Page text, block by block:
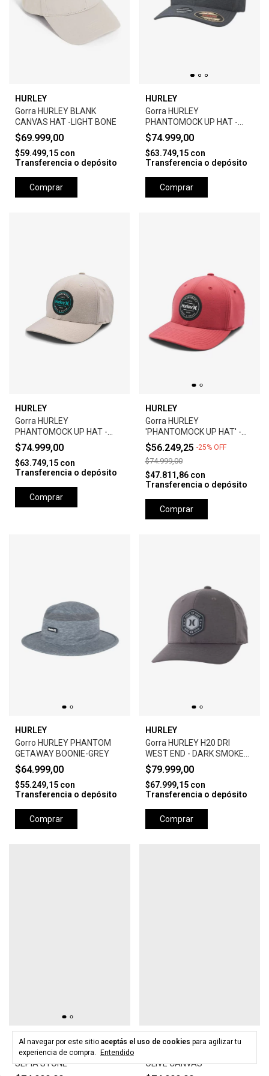
Al navegar por este sitio aceptás el uso de cookies para agilizar tu
experiencia de compra.
Entendido
HURLEY
Gorra HURLEY BLANK
CANVAS HAT -LIGHT BONE
$69.999,00
$59.499,15 con
Transferencia o depósito
Comprar
HURLEY
Gorra HURLEY
PHANTOMOCK UP HAT -
BLACK
$74.999,00
$63.749,15 con
Transferencia o depósito
Comprar
HURLEY
Gorra HURLEY
PHANTOMOCK UP HAT -
GREY
$74.999,00
$63.749,15 con
Transferencia o depósito
Comprar
HURLEY
Gorra HURLEY
'PHANTOMOCK UP HAT' -
UNIVERSTY RED
$56.249,25 -25% OFF
$74.999,00
$47.811,86 con
Transferencia o depósito
Comprar
HURLEY
Gorro HURLEY PHANTOM
GETAWAY BOONIE-GREY
$64.999,00
$55.249,15 con
Transferencia o depósito
Comprar
HURLEY
Gorra HURLEY H20 DRI
WEST END - DARK SMOKE
GREY
$79.999,00
$67.999,15 con
Transferencia o depósito
Comprar
HURLEY
Gorra HURLEY LEVELS HAT -
SEPIA STONE
HURLEY
OLIVE CANVAS